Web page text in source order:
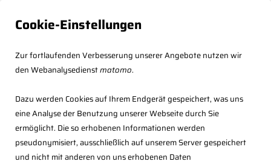
Cookie-Einstellungen
Zur fortlaufenden Verbesserung unserer Angebote nutzen wir
den Webanalysedienstmatomo.
Dazu werden Cookies auf Ihrem Endgerät gespeichert, was uns
eine Analyse der Benutzung unserer Webseite durch Sie
ermöglicht. Die so erhobenen Informationen werden
pseudonymisiert, ausschließlich auf unserem Server gespeichert
und nicht mit anderen von uns erhobenen Daten